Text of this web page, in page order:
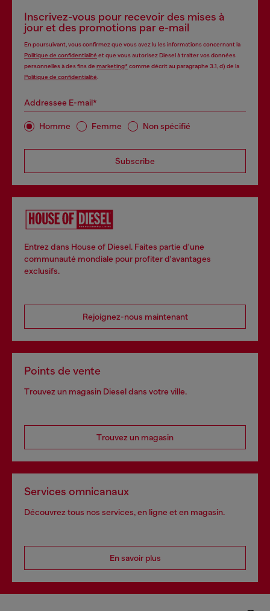
Inscrivez-vous pour recevoir des mises à
jour et des promotions par e-mail
En poursuivant, vous confirmez que vous avez lu les informations concernant la
Politique de confidentialité et que vous autorisez Diesel à traiter vos données
personnelles à des fins de marketing*comme décrit au paragraphe 3.1, d) de la
Politique de confidentialité
Addressee E-mail*
Homme Femme Non spécifié
Subscribe
Entrez dans House of Diesel. Faites partie d'une
communauté mondiale pour profiter d'avantages
exclusifs.
Rejoignez-nous maintenant
Points de vente
Trouvez un magasin Diesel dans votre ville.
Trouvez un magasin
Services omnicanaux
Découvrez tous nos services, en ligne et en magasin.
En savoir plus